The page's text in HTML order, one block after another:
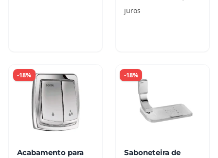
juros
-18%
Acabamento para
-18%
Saboneteira de